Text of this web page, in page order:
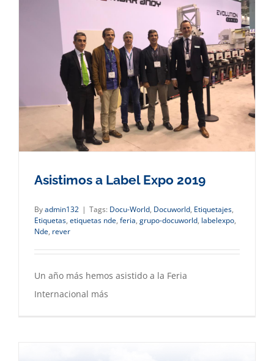
Asistimos a Label Expo 2019
Byadmin132 | Tags: Docu-World, Docuworld, Etiquetajes,
Etiquetas, etiquetas nde, feria, grupo-docuworld, labelexpo,
Nde, rever
Un año más hemos asistido a la Feria
Internacional más